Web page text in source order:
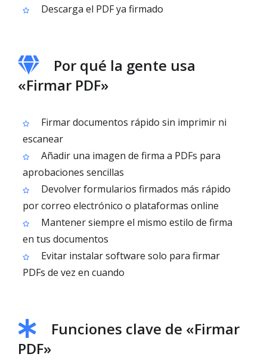
Descarga el PDF ya firmado
Por qué la gente usa
«Firmar PDF»
Firmar documentos rápido sin imprimir ni
escanear
Añadir una imagen de firma a PDFs para
aprobaciones sencillas
Devolver formularios firmados más rápido
por correo electrónico o plataformas online
Mantener siempre el mismo estilo de firma
en tus documentos
Evitar instalar software solo para firmar
PDFs de vez en cuando
Funciones clave de «Firmar
PDF»